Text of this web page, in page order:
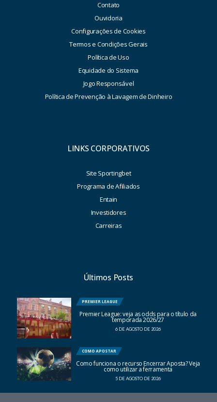
Contato
Ouvidoria
Configurações de Cookies
Termos e Condições Gerais
Política de Uso
Equidade do Sistema
Jogo Responsável
Política de Prevenção à Lavagem de Dinheiro
LINKS CORPORATIVOS
Site Sportingbet
Programa de Afiliados
Entain
Investidores
Carreiras
Últimos Posts
PREMIER LEAGUE
Premier League: veja as odds para o título da
temporada 2026/27
6 DE AGOSTO DE 2026
COMO APOSTAR
Como funciona o recurso Encerrar Aposta? Veja
como utilizar a ferramenta
5 DE AGOSTO DE 2026